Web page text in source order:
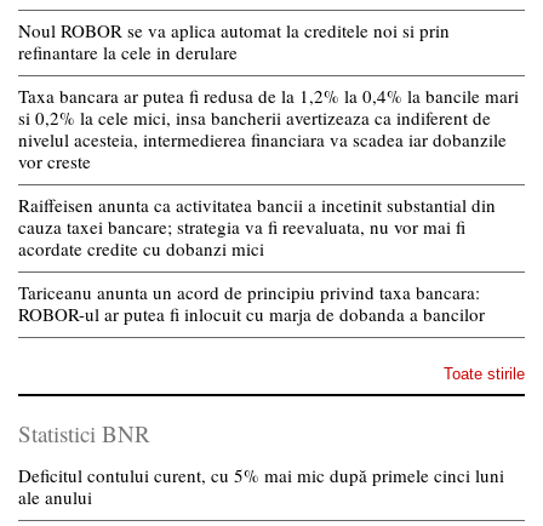
Noul ROBOR se va aplica automat la creditele noi si prin
refinantare la cele in derulare
Taxa bancara ar putea fi redusa de la 1,2% la 0,4% la bancile mari
si 0,2% la cele mici, insa bancherii avertizeaza ca indiferent de
nivelul acesteia, intermedierea financiara va scadea iar dobanzile
vor creste
Raiffeisen anunta ca activitatea bancii a incetinit substantial din
cauza taxei bancare; strategia va fi reevaluata, nu vor mai fi
acordate credite cu dobanzi mici
Tariceanu anunta un acord de principiu privind taxa bancara:
ROBOR-ul ar putea fi inlocuit cu marja de dobanda a bancilor
Toate stirile
Statistici BNR
Deficitul contului curent, cu 5% mai mic după primele cinci luni
ale anului